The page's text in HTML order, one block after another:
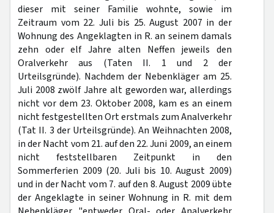
dieser mit seiner Familie wohnte, sowie im
Zeitraum vom 22. Juli bis 25. August 2007 in der
Wohnung des Angeklagten in R. an seinem damals
zehn oder elf Jahre alten Neffen jeweils den
Oralverkehr aus (Taten II. 1 und 2 der
Urteilsgründe). Nachdem der Nebenkläger am 25.
Juli 2008 zwölf Jahre alt geworden war, allerdings
nicht vor dem 23. Oktober 2008, kam es an einem
nicht festgestellten Ort erstmals zum Analverkehr
(Tat II. 3 der Urteilsgründe). An Weihnachten 2008,
in der Nacht vom 21. auf den 22. Juni 2009, an einem
nicht feststellbaren Zeitpunkt in den
Sommerferien 2009 (20. Juli bis 10. August 2009)
und in der Nacht vom 7. auf den 8. August 2009 übte
der Angeklagte in seiner Wohnung in R. mit dem